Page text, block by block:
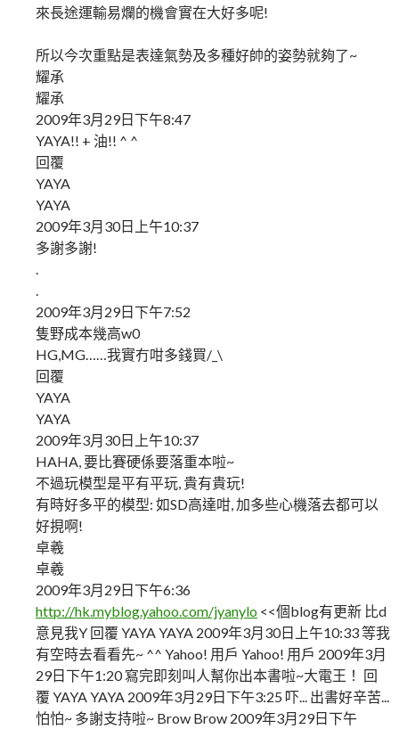
來長途運輸易爛的機會實在大好多呢!
所以今次重點是表達氣勢及多種好帥的姿勢就夠了~
耀承
耀承
2009年3月29日下午8:47
YAYA!! + 油!! ^ ^
回覆
YAYA
YAYA
2009年3月30日上午10:37
多謝多謝!
2009年3月29日下午7:52
隻野成本幾高w0
HG,MG……我實冇咁多錢買/_\
回覆
YAYA
YAYA
2009年3月30日上午10:37
HAHA, 要比賽硬係要落重本啦~
不過玩模型是平有平玩, 貴有貴玩!
有時好多平的模型: 如SD高達咁, 加多些心機落去都可以
好挸啊!
卓羲
卓羲
2009年3月29日下午6:36
http://hk.myblog.yahoo.com/jyanylo <<個blog有更新 比d
意見我Y 回覆 YAYA YAYA 2009年3月30日上午10:33 等我
有空時去看看先~ ^^ Yahoo! 用戶 Yahoo! 用戶 2009年3月
29日下午1:20 寫完即刻叫人幫你出本書啦~大電王！ 回
覆 YAYA YAYA 2009年3月29日下午3:25 吓... 出書好辛苦...
怕怕~ 多謝支持啦~ Brow Brow 2009年3月29日下午